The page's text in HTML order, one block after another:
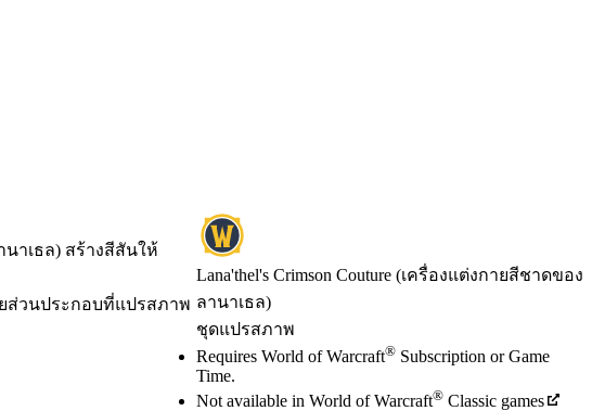
Lana'thel's Crimson Couture (เครื่องแต่งกายสีชาดของ
ลานาเธล)
ชุดแปรสภาพ
ราคา
Available actions
Requires World of Warcraft® Subscription or Game
Time.
Not available in World of Warcraft® Classic games
นาเธล) สร้างสีสันให้
ยส่วนประกอบที่แปรสภาพ